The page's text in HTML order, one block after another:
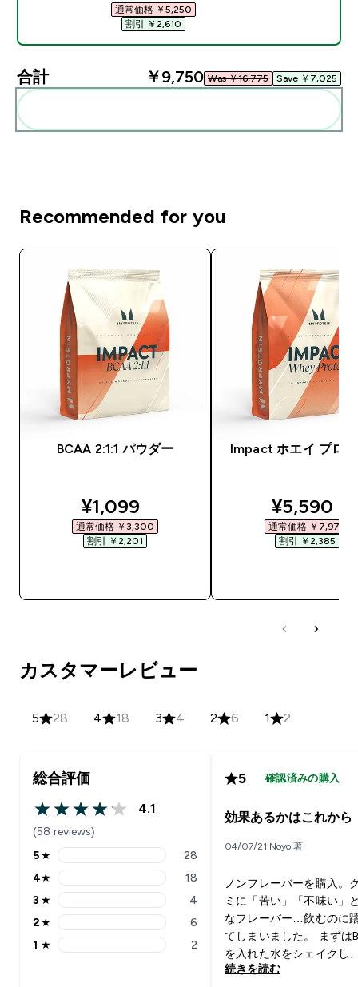
通常価格 ￥5,250‎
割引 ￥2,610‎
合計 ￥9,750‎ Was ￥16,775‎ Save ￥7,025‎
Recommended for you
BCAA 2:1:1 パウダー
discounted price
¥1,099‎
通常価格 ￥3,300‎
割引 ￥2,201‎
Impact ホエイ プロ
¥5,590‎
通常価格 ￥7,975‎
割引 ￥2,385‎
カスタマーレビュー
5 28 4 18 3 4 2 6 1 2
総合評価
4.1 out of 5 stars
4.1
(58 reviews)
5 stars rating 28 reviews
5★ 28
4 stars rating 18 reviews
4★ 18
3 stars rating 4 reviews
3 ★ 4
2 stars rating 6 reviews
2★ 6
1 stars rating 2 reviews
1 ★ 2
5 確認済みの購入
効果あるかはこれから
04/07/21 Noyo 著
ノンフレーバーを購入。
ミに「苦い」「不味い」
なフレーバー…飲むのに
てしまいました。 まずは
を入れた水をシェイクし
確かに苦味があり、美味
続きを読む